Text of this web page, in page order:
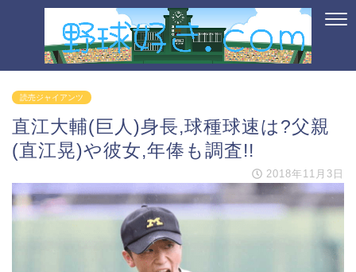
読売ジャイアンツ
直江大輔(巨人)身長,球種球速は?父親
(直江晃)や彼女,年俸も調査!!
2018年11月3日